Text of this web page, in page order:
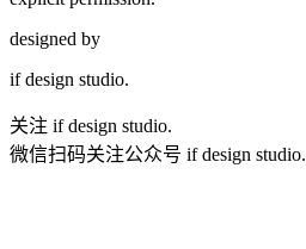
designed by
if design studio.
关注 if design studio.
微信扫码关注公众号 if design studio.